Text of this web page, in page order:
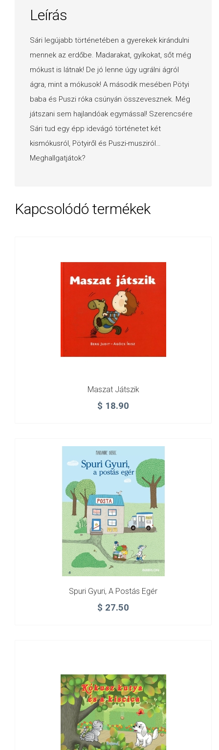
Leírás
Sári legújabb történetében a gyerekek kirándulni
mennek az erdőbe. Madarakat, gyíkokat, sőt még
mókust is látnak! De jó lenne úgy ugrálni ágról
ágra, mint a mókusok! A második mesében Pötyi
baba és Puszi róka csúnyán összevesznek. Még
játszani sem hajlandóak egymással! Szerencsére
Sári tud egy épp idevágó történetet két
kismókusról, Pötyiről és Puszi-musziról…
Meghallgatjátok?
Kapcsolódó termékek
Maszat Játszik
$ 18.90
Spuri Gyuri, A Postás Egér
$ 27.50